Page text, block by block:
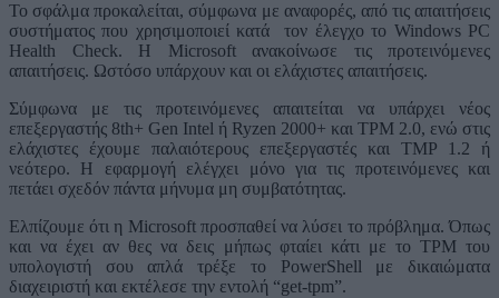
Το σφάλμα προκαλείται, σύμφωνα με αναφορές, από τις απαιτήσεις
συστήματος που χρησιμοποιεί κατά τον έλεγχο το Windows PC
Health Check. Η Microsoft ανακοίνωσε τις προτεινόμενες
απαιτήσεις. Ωστόσο υπάρχουν και οι ελάχιστες απαιτήσεις.
Σύμφωνα με τις προτεινόμενες απαιτείται να υπάρχει νέος
επεξεργαστής 8th+ Gen Intel ή Ryzen 2000+ και TPM 2.0, ενώ στις
ελάχιστες έχουμε παλαιότερους επεξεργαστές και TMP 1.2 ή
νεότερο. Η εφαρμογή ελέγχει μόνο για τις προτεινόμενες και
πετάει σχεδόν πάντα μήνυμα μη συμβατότητας.
Ελπίζουμε ότι η Microsoft προσπαθεί να λύσει το πρόβλημα. Όπως
και να έχει αν θες να δεις μήπως φταίει κάτι με το TPM του
υπολογιστή σου απλά τρέξε το PowerShell με δικαιώματα
διαχειριστή και εκτέλεσε την εντολή “get-tpm”.